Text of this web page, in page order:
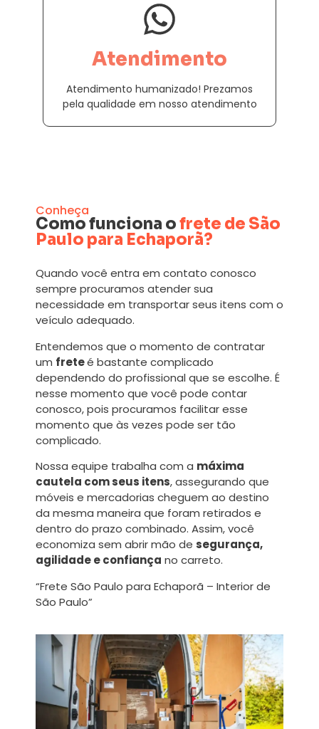
Atendimento
Atendimento humanizado! Prezamos
pela qualidade em nosso atendimento
Conheça
Como funciona ofrete de São
Paulo para Echaporã?
Quando você entra em contato conosco
sempre procuramos atender sua
necessidade em transportar seus itens com o
veículo adequado.
Entendemos que o momento de contratar
um freteé bastante complicado
dependendo do profissional que se escolhe. É
nesse momento que você pode contar
conosco, pois procuramos facilitar esse
momento que às vezes pode ser tão
complicado.
Nossa equipe trabalha com a máxima
cautela com seus itens, assegurando que
móveis e mercadorias cheguem ao destino
da mesma maneira que foram retirados e
dentro do prazo combinado. Assim, você
economiza sem abrir mão de segurança,
agilidade e confiança no carreto.
“Frete São Paulo para Echaporã – Interior de
São Paulo”